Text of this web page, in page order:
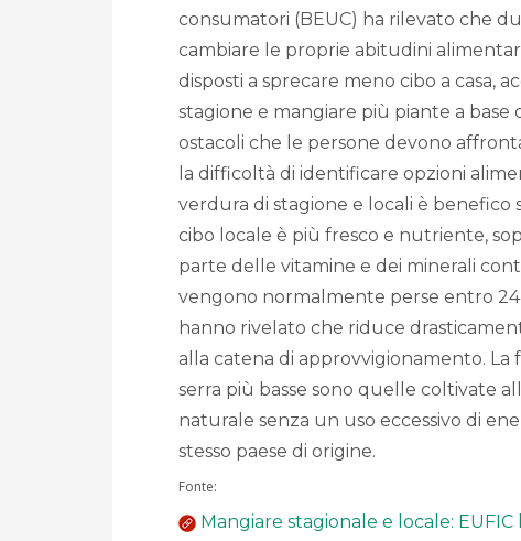
consumatori (BEUC) ha rilevato che
cambiare le proprie abitudini
disposti a sprecare meno cibo a casa,
stagione e mangiare più piante a
ostacoli che le persone devono
la difficoltà di identificare opzioni
verdura di stagione e locali è benefico
cibo locale è più fresco e nutriente,
parte delle vitamine e dei minerali
vengono normalmente perse entro
hanno rivelato che riduce
alla catena di approvvigionamento. La
serra più basse sono quelle coltivate
naturale senza un uso eccessivo di
stesso paese di origine.
Fonte:
Mangiare stagionale e locale: